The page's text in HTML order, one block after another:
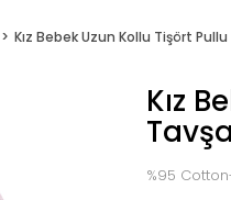
Kız Bebek Uzun Kollu Tişört Pullu
Kız
%95